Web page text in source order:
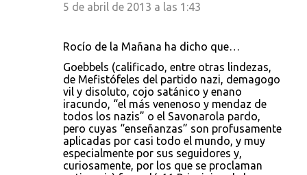
5 de abril de 2013 a las 1:43
Rocío de la Mañana ha dicho que…
Goebbels (calificado, entre otras lindezas,
de Mefistófeles del partido nazi, demagogo
vil y disoluto, cojo satánico y enano
iracundo, “el más venenoso y mendaz de
todos los nazis” o el Savonarola pardo,
pero cuyas “enseñanzas” son profusamente
aplicadas por casi todo el mundo, y muy
especialmente por sus seguidores y,
curiosamente, por los que se proclaman